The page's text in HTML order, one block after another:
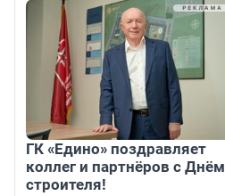
ГК «Едино» поздравляет
коллег и партнёров с Днём
строителя!